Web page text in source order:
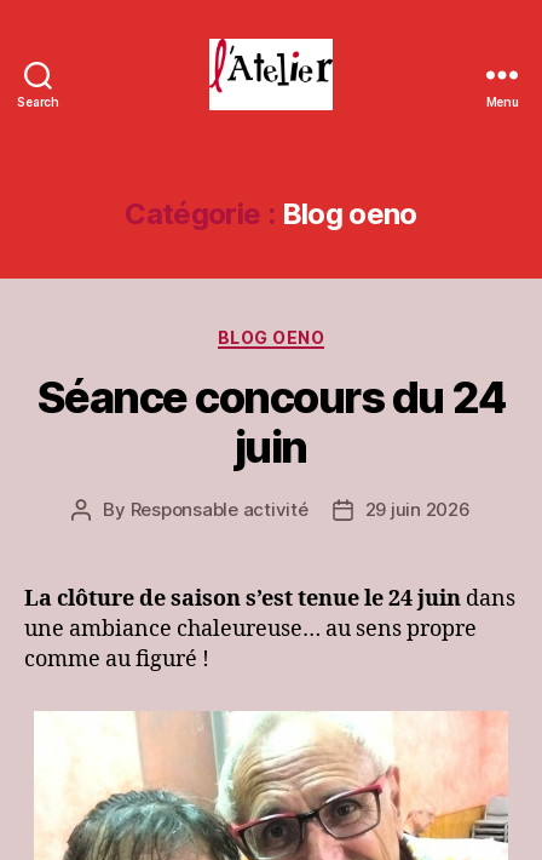
Search Menu
Catégorie : Blog oeno
Categories
BLOG OENO
Séance concours du 24
juin
Post
By Responsable activité
Post29 juin 2026
La clôture de saison s’est tenue le 24 juin dans
une ambiance chaleureuse… au sens propre
comme au figuré !